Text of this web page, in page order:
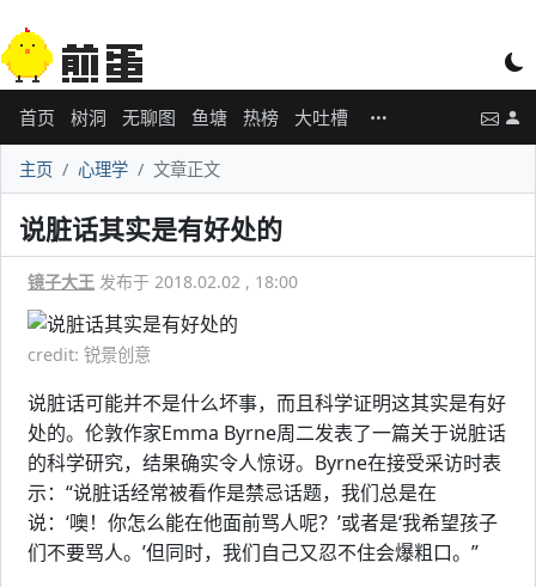
首页 树洞 无聊图 鱼塘 热榜 大吐槽
主页 心理学 文章正文
说脏话其实是有好处的
镜子大王 发布于 2018.02.02 , 18:00
credit: 锐景创意
说脏话可能并不是什么坏事，而且科学证明这其实是有好
处的。伦敦作家Emma Byrne周二发表了一篇关于说脏话
的科学研究，结果确实令人惊讶。Byrne在接受采访时表
示：“说脏话经常被看作是禁忌话题，我们总是在
说：‘噢！你怎么能在他面前骂人呢？’或者是‘我希望孩子
们不要骂人。’但同时，我们自己又忍不住会爆粗口。”